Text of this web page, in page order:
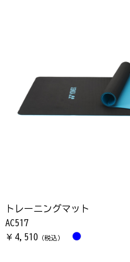
トレーニングマット
AC517
￥ 4,510 （税込）